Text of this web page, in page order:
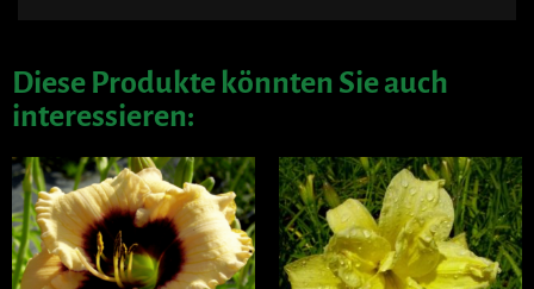
Diese Produkte könnten Sie auch
interessieren: